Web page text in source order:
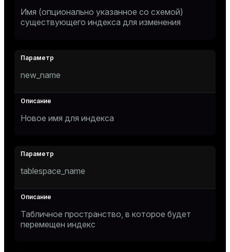
Имя (опционально указанное со схемой)
существующего индекса для изменения
new_name
Новое имя для индекса
tablespace_name
Табличное пространство, в которое будет
перемещен индекс